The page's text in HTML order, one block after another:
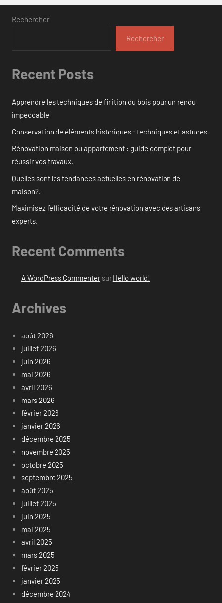
Rechercher
Rechercher
Recent Posts
Apprendre les techniques de finition du bois pour un rendu
impeccable
Conservation de éléments historiques : techniques et astuces
Rénovation maison ou appartement : guide complet pour
réussir vos travaux.
Quelles sont les tendances actuelles en rénovation de
maison?.
Maximisez l’efficacité de votre rénovation avec des artisans
experts.
Recent Comments
A WordPress Commentersur Hello world!
Archives
août 2026
juillet 2026
juin 2026
mai 2026
avril 2026
mars 2026
février 2026
janvier 2026
décembre 2025
novembre 2025
octobre 2025
septembre 2025
août 2025
juillet 2025
juin 2025
mai 2025
avril 2025
mars 2025
février 2025
janvier 2025
décembre 2024